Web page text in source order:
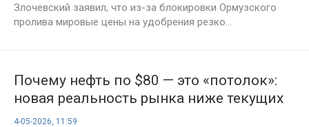
Злочевский заявил, что из-за блокировки Ормузского
пролива мировые цены на удобрения резко...
Почему нефть по $80 — это «потолок»:
новая реальность рынка ниже текущих
цен
4-05-2026, 11:59